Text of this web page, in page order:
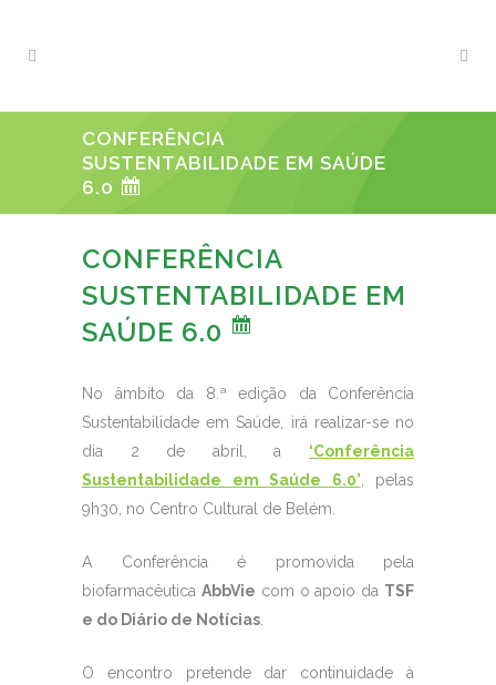
CONFERÊNCIA
SUSTENTABILIDADE EM SAÚDE
6.0
CONFERÊNCIA
SUSTENTABILIDADE EM
SAÚDE 6.0
No âmbito da 8.ª edição da Conferência
Sustentabilidade em Saúde, irá realizar-se no
dia 2 de abril, a ‘Conferência
Sustentabilidade em Saúde 6.0’ , pelas
9h30, no Centro Cultural de Belém.
A Conferência é promovida pela
biofarmacêutica AbbVie com o apoio da TSF
e do Diário de Notícias
O encontro pretende dar continuidade à